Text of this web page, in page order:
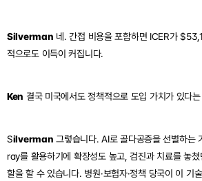
Silverman 네. 간접 비용을 포함하면 ICER가
적으로도 이득이 커집니다.
Ken 결국 미국에서도 정책적으로 도입 가치가 있다
Silverman 그렇습니다. AI로 골다공증을 선별하는
ray를 활용하기에 확장성도 높고, 검진과 치료를 놓
할을 할 수 있습니다. 병원·보험자·정책 당국이 이 기